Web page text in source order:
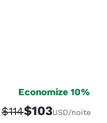
1695 avaliações
Economize 10%
Tarifa anterior
$114Tarifa com
$103USD/noite